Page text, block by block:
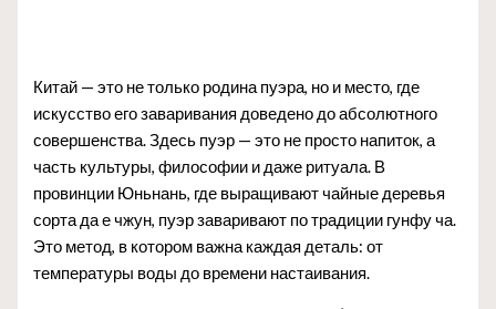
Китай — это не только родина пуэра, но и место, где
искусство его заваривания доведено до абсолютного
совершенства. Здесь пуэр — это не просто напиток, а
часть культуры, философии и даже ритуала. В
провинции Юньнань, где выращивают чайные деревья
сорта да е чжун, пуэр заваривают по традиции гунфу ча.
Это метод, в котором важна каждая деталь: от
температуры воды до времени настаивания.